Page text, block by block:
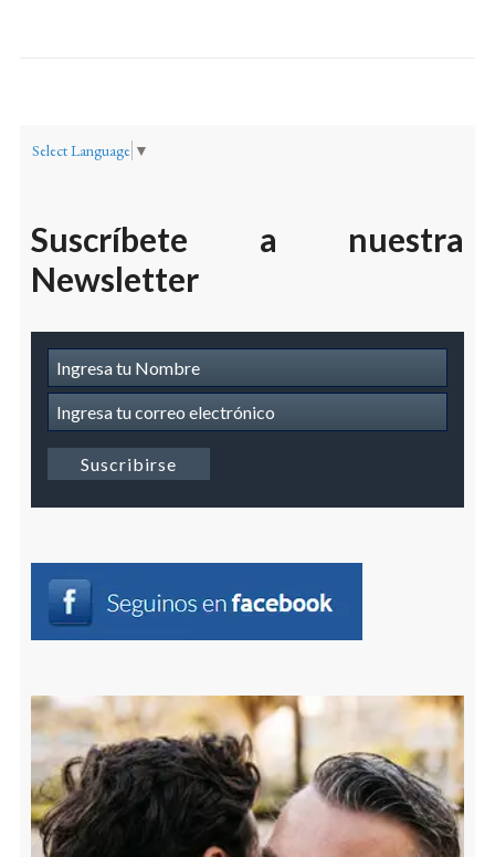
Select Language ▼
Suscríbete a nuestra
Newsletter
Suscripcion
a
Newsletter
Suscribirse